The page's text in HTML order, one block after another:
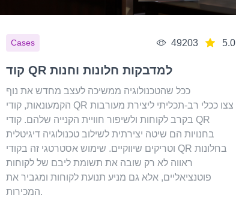
Cases 49203 5.0
קוד QR למדבקות חלונות וחנות
ככל שהטכנולוגיה ממשיכה לעצב מחדש את נוף
הקמעונאות, קודי QR צצו ככלי רב-תכליתי ליצירת מעורבות
בקרב לקוחות ולשיפור חוויית הקנייה שלהם. קודי QR
בחנויות הם שיטה יצירתית לשילוב טכנולוגיה דיגיטלית
וטריקים שיווקיים. שימוש אסטרטגי זה בקודי QR בחלונות
ראווה לא רק שובה את תשומת ליבם של לקוחות
פוטנציאליים, אלא גם מניע תנועת לקוחות ומגביר את
המכירות.